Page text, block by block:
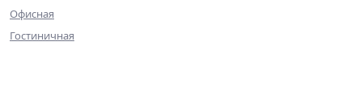
Офисная
Гостиничная